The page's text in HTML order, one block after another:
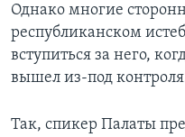
Однако многие
республиканском
вступиться за него,
вышел из-под
Так, спикер Палаты